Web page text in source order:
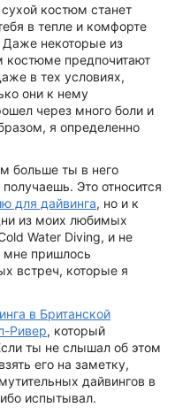
костюм станет
в тепле и комфорте
некоторые из
предпочитают
в тех условиях,
они к нему
через много боли и
я определенно
больше ты в него
Это относится
для дайвинга, но и к
из моих любимых
Water Diving, и не
мне пришлось
встреч, которые я
в Британской
Ривер, который
ты не слышал об этом
его на заметку,
дайвингов в
испытывал.